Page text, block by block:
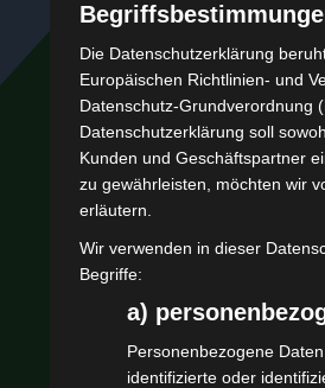
Die Datenschutzerklärung
Europäischen Richtlinien- und
Datenschutz-Grundverordnung
Datenschutzerklärung soll
Kunden und Geschäftspartner
zu gewährleisten, möchten wir
erläutern.
Wir verwenden in dieser
Begriffe:
a)
Personenbezogene
identifizierte oder